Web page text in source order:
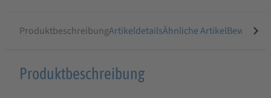
ProduktbeschreibungArtikeldetailsÄhnliche Artikel
Produktbeschreibung
Produktbeschreibung